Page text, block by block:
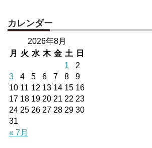
カレンダー
2026年8月
月
火 水 木 金 土 日
« 7月
1
2
3
4 5 6 7 8
9
10 11 12 13 14 15 16
17 18 19 20 21 22 23
24 25 26 27 28 29 30
31